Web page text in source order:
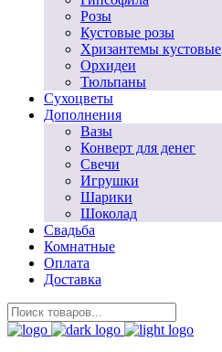
Розы
Кустовые розы
Хризантемы кустовые
Орхидеи
Тюльпаны
Сухоцветы
Дополнения
Вазы
Конверт для денег
Свечи
Игрушки
Шарики
Шоколад
Свадьба
Комнатные
Оплата
Доставка